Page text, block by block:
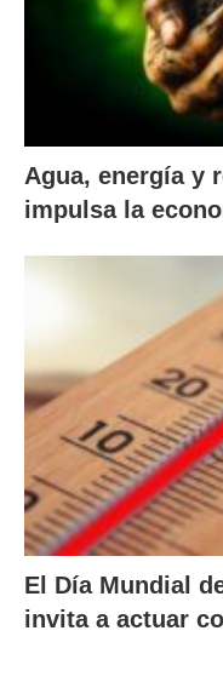
Agua, energía y
impulsa la
El Día Mundial
invita a actuar